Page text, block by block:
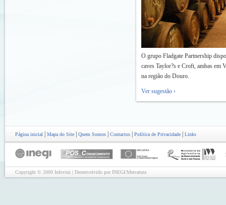
O grupo Fladgate Partnership
caves Taylor?s e Croft, ambas em
na região do Douro.
Ver sugestão ›
Página inicial Mapa do Site Quem Somos Contactos Política de Privacidade Links
Copyright © 2009 Infovini | Desenvolvido por INEGI/Mercatura